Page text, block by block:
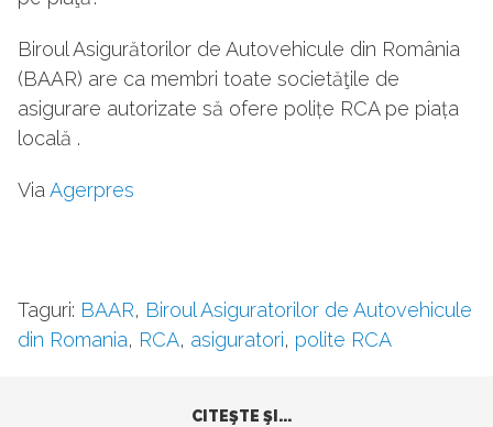
Biroul Asigurătorilor de Autovehicule din România
(BAAR) are ca membri toate societăţile de
asigurare autorizate să ofere polițe RCA pe piața
locală .
ViaAgerpres
Taguri: BAAR, Biroul Asiguratorilor de Autovehicule
din Romania, RCA, asiguratori, polite RCA
CITEŞTE ŞI...